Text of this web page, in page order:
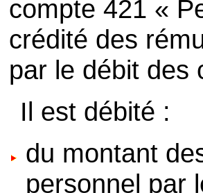
compte 421 «
crédité des
par le débit des
Il est débité :
du montant
personnel par